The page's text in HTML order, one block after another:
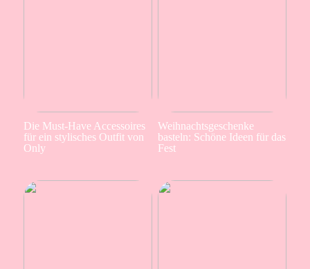
Die Must-Have Accessoires
für ein stylisches Outfit von
Only
Weihnachtsgeschenke
basteln: Schöne Ideen für das
Fest